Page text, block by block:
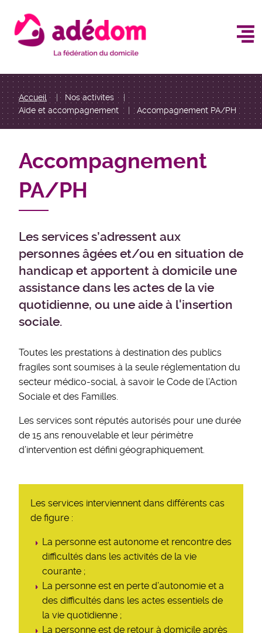
contenu
You
are
here
Accueil
Nos activites
Aide et accompagnement
Accompagnement PA/PH
Accompagnement
PA/PH
Les services s’adressent aux
personnes âgées et/ou en situation de
handicap et apportent à domicile une
assistance dans les actes de la vie
quotidienne, ou une aide à l'insertion
sociale.
Toutes les prestations à destination des publics
fragiles sont soumises à la seule réglementation du
secteur médico-social, à savoir le Code de l’Action
Sociale et des Familles.
Les services sont réputés autorisés pour une durée
de 15 ans renouvelable et leur périmètre
d’intervention est défini géographiquement.
Les services interviennent dans différents cas
de figure :
La personne est autonome et rencontre des
difficultés dans les activités de la vie
courante ;
La personne est en perte d’autonomie et a
des difficultés dans les actes essentiels de
la vie quotidienne ;
La personne est de retour à domicile après